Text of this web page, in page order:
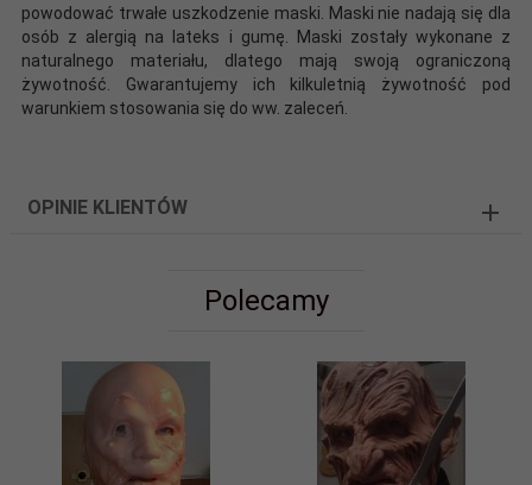
powodować trwałe uszkodzenie maski. Maski nie nadają się dla
osób z alergią na lateks i gumę. Maski zostały wykonane z
naturalnego materiału, dlatego mają swoją ograniczoną
żywotność. Gwarantujemy ich kilkuletnią żywotność pod
warunkiem stosowania się do ww. zaleceń.
OPINIE KLIENTÓW
Polecamy